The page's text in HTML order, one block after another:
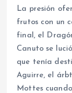
La presión
frutos con un
final, el
Canuto se
que tenía
Aguirre, el
Mottes